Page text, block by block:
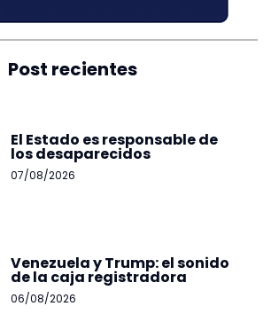
Post recientes
El Estado es responsable de
los desaparecidos
07/08/2026
Venezuela y Trump: el sonido
de la caja registradora
06/08/2026